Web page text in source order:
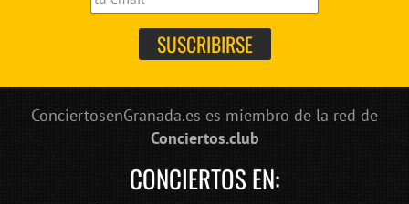
ConciertosenGranada.es es miembro de la red de
Conciertos.club
CONCIERTOS EN: